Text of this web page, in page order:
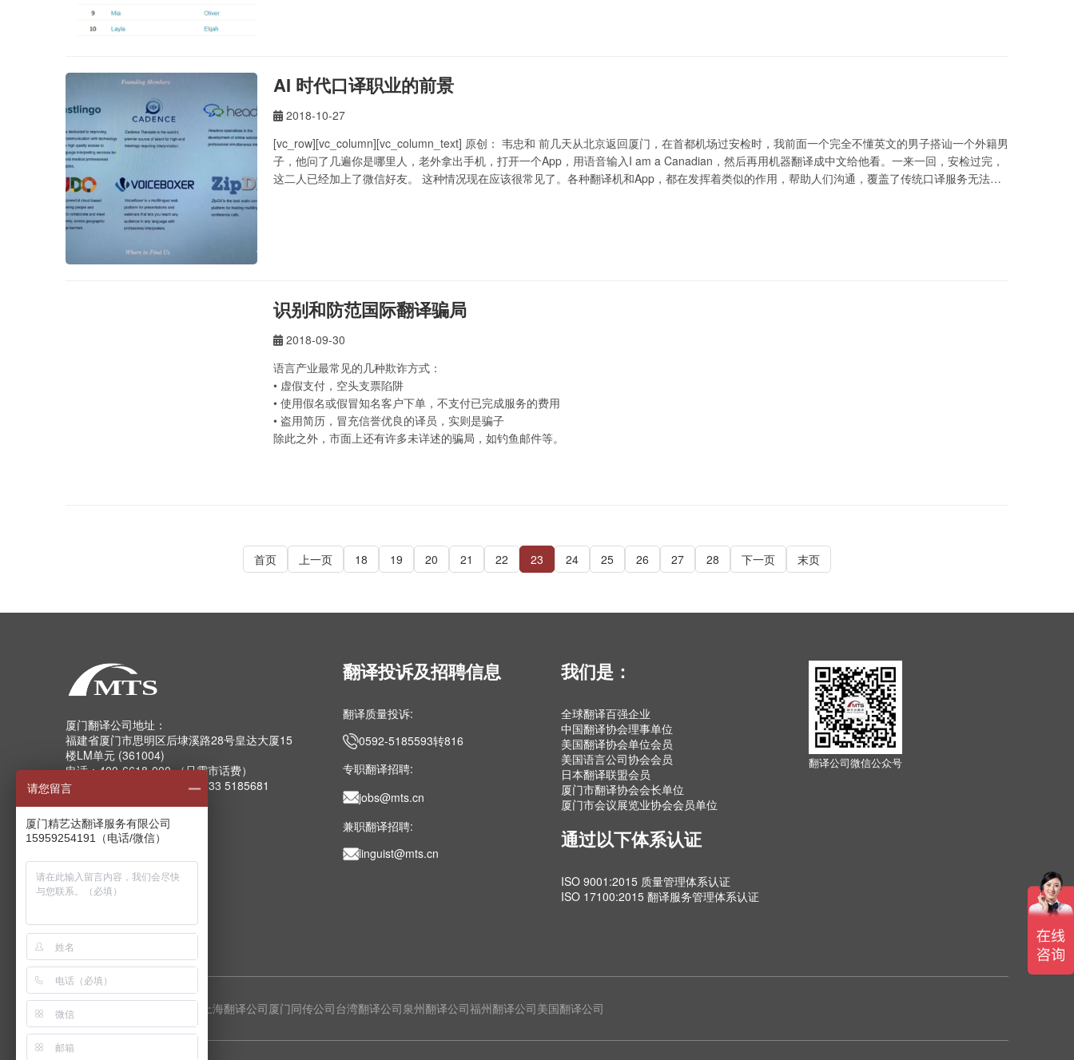
AI 时代口译职业的前景
2018-10-27
[vc_row][vc_column][vc_column_text] 原创： 韦忠和 前几天从北京返回厦门，在首都机场过安检时，我前面一个完全不懂英文的男子搭讪一个外籍男
子，他问了几遍你是哪里人，老外拿出手机，打开一个App，用语音输入I am a Canadian，然后再用机器翻译成中文给他看。一来一回，安检过完，
这二人已经加上了微信好友。 这种情况现在应该很常见了。各种翻译机和App，都在发挥着类似的作用，帮助人们沟通，覆盖了传统口译服务无法覆
识别和防范国际翻译骗局
2018-09-30
语言产业最常见的几种欺诈方式：
• 虚假支付，空头支票陷阱
• 使用假名或假冒知名客户下单，不支付已完成服务的费用
• 盗用简历，冒充信誉优良的译员，实则是骗子
除此之外，市面上还有许多未详述的骗局，如钓鱼邮件等。
首页 上一页 18 19 20 21 22 23 24 25 26 27 28 下一页 末页
厦门翻译公司地址：
福建省厦门市思明区后埭溪路28号皇达大厦15
楼LM单元 (361004)
电话：400-6618-000 （只需市话费）
电话：0592-5185157 5185733 5185681
传真：0592-5185755
Email：info@mts.cn
翻译投诉及招聘信息
翻译质量投诉:
0592-5185593转816
专职翻译招聘:
jobs@mts.cn
兼职翻译招聘:
linguist@mts.cn
我们是：
全球翻译百强企业
中国翻译协会理事单位
美国翻译协会单位会员
美国语言公司协会会员
日本翻译联盟会员
厦门市翻译协会会长单位
厦门市会议展览业协会会员单位
通过以下体系认证
ISO 9001:2015 质量管理体系认证
ISO 17100:2015 翻译服务管理体系认证
翻译公司微信公众号
厦门翻译公司分支机构 上海翻译公司厦门同传公司台湾翻译公司泉州翻译公司福州翻译公司美国翻译公司
请您留言
厦门精艺达翻译服务有限公司
15959254191（电话/微信）